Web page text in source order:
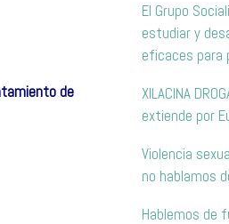
de
El Grupo
estudiar y
eficaces para
XILACINA
extiende por
Violencia
no hablamos
Hablemos de